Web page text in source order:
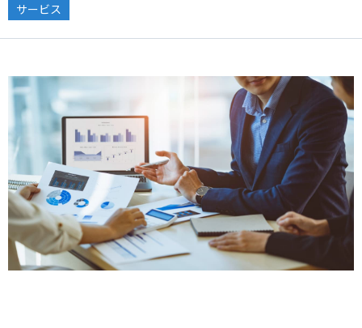
サービス